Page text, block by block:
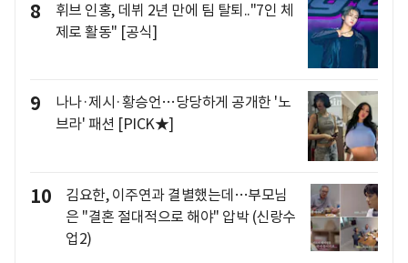
8
휘브 인홍, 데뷔 2년 만에 팀 탈퇴.."7인 체
제로 활동" [공식]
9
나나·제시·황승언…당당하게 공개한 '노
브라' 패션 [PICK★]
10
김요한, 이주연과 결별했는데…부모님
은 "결혼 절대적으로 해야" 압박 (신랑수
업2)